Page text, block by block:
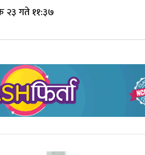
२३ गते ११:३७